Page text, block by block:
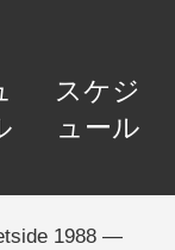
スケジ
ュール
1988 —